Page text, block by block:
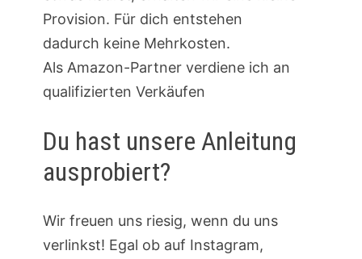
Provision. Für dich entstehen
dadurch keine Mehrkosten.
Als Amazon-Partner verdiene ich an
qualifizierten Verkäufen
Du hast unsere Anleitung
ausprobiert?
Wir freuen uns riesig, wenn du uns
verlinkst! Egal ob auf Instagram,